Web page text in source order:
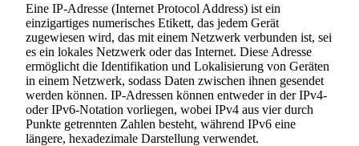
Eine IP-Adresse (Internet Protocol Address) ist ein
einzigartiges numerisches Etikett, das jedem Gerät
zugewiesen wird, das mit einem Netzwerk verbunden ist, sei
es ein lokales Netzwerk oder das Internet. Diese Adresse
ermöglicht die Identifikation und Lokalisierung von Geräten
in einem Netzwerk, sodass Daten zwischen ihnen gesendet
werden können. IP-Adressen können entweder in der IPv4-
oder IPv6-Notation vorliegen, wobei IPv4 aus vier durch
Punkte getrennten Zahlen besteht, während IPv6 eine
längere, hexadezimale Darstellung verwendet.